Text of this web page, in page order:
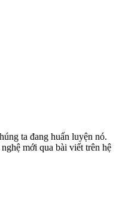
ta đang huấn luyện nó.
mới qua bài viết trên hệ